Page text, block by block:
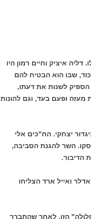
איציק וחיים רמון היו
שבו הוא הבטיח להם
הספיק לשנות את דעתו,
מעזה ופעם בעד, וגם להונות
יצחקי. הח"כים אלי
השר להגנת הסביבה,
הדיבור.
ואייל ארד הצליחו
הזו, לאחר שהתברר